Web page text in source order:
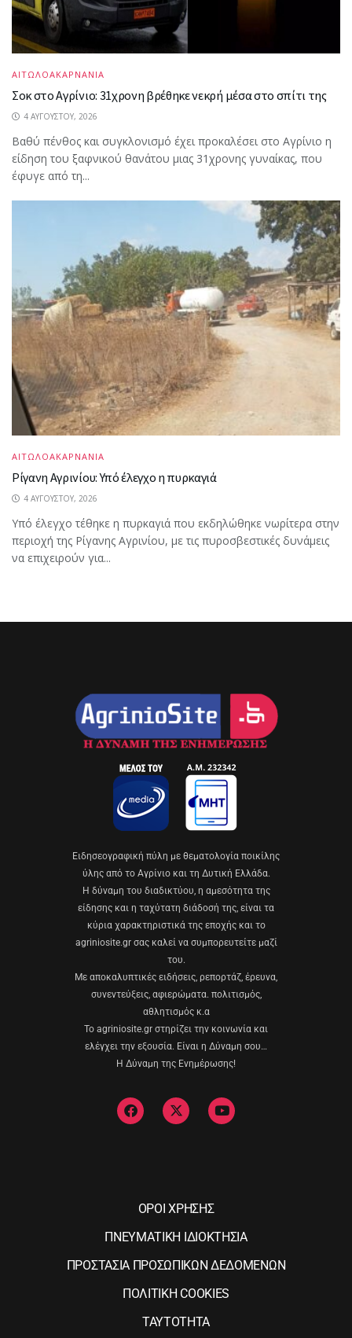
ΑΙΤΩΛΟΑΚΑΡΝΑΝΙΑ
Σοκ στο Αγρίνιο: 31χρονη βρέθηκε νεκρή μέσα στο σπίτι της
4 ΑΥΓΟΎΣΤΟΥ, 2026
Βαθύ πένθος και συγκλονισμό έχει προκαλέσει στο Αγρίνιο η
είδηση του ξαφνικού θανάτου μιας 31χρονης γυναίκας, που
έφυγε από τη...
ΑΙΤΩΛΟΑΚΑΡΝΑΝΙΑ
Ρίγανη Αγρινίου: Υπό έλεγχο η πυρκαγιά
4 ΑΥΓΟΎΣΤΟΥ, 2026
Υπό έλεγχο τέθηκε η πυρκαγιά που εκδηλώθηκε νωρίτερα στην
περιοχή της Ρίγανης Αγρινίου, με τις πυροσβεστικές δυνάμεις
να επιχειρούν για...
Eιδησεογραφική πύλη με θεματολογία ποικίλης
ύλης από το Αγρίνιο και τη Δυτική Ελλάδα.
Η δύναμη του διαδικτύου, η αμεσότητα της
είδησης και η ταχύτατη διάδοσή της, είναι τα
κύρια χαρακτηριστικά της εποχής και το
agriniosite.gr σας καλεί να συμπορευτείτε μαζί
του.
Με αποκαλυπτικές ειδήσεις, ρεπορτάζ, έρευνα,
συνεντεύξεις, αφιερώματα. πολιτισμός,
αθλητισμός κ.α
Το agriniosite.gr στηρίζει την κοινωνία και
ελέγχει την εξουσία. Είναι η Δύναμη σου…
Η Δύναμη της Ενημέρωσης!
ΟΡΟΙ ΧΡΗΣΗΣ
ΠΝΕΥΜΑΤΙΚΗ ΙΔΙΟΚΤΗΣΙΑ
ΠΡΟΣΤΑΣΙΑ ΠΡΟΣΩΠΙΚΩΝ ΔΕΔΟΜΕΝΩΝ
ΠΟΛΙΤΙΚΗ COOKIES
ΤΑΥΤΟΤΗΤΑ